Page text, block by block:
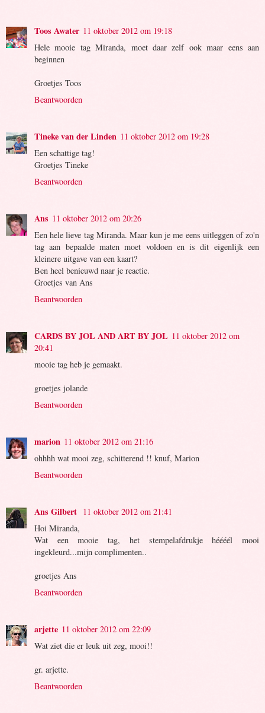
Toos Awater 11 oktober 2012 om 19:18
Hele mooie tag Miranda, moet daar zelf ook maar eens aan
beginnen
Groetjes Toos
Beantwoorden
Tineke van der Linden 11 oktober 2012 om 19:28
Een schattige tag!
Groetjes Tineke
Beantwoorden
Ans 11 oktober 2012 om 20:26
Een hele lieve tag Miranda. Maar kun je me eens uitleggen of zo'n
tag aan bepaalde maten moet voldoen en is dit eigenlijk een
kleinere uitgave van een kaart?
Ben heel benieuwd naar je reactie.
Groetjes van Ans
Beantwoorden
CARDS BY JOL AND ART BY JOL 11 oktober 2012 om
20:41
mooie tag heb je gemaakt.
groetjes jolande
Beantwoorden
marion 11 oktober 2012 om 21:16
ohhhh wat mooi zeg, schitterend !! knuf, Marion
Beantwoorden
Ans Gilbert 11 oktober 2012 om 21:41
Hoi Miranda,
Wat een mooie tag, het stempelafdrukje héééél mooi
ingekleurd...mijn complimenten..
groetjes Ans
Beantwoorden
arjette 11 oktober 2012 om 22:09
Wat ziet die er leuk uit zeg, mooi!!
gr. arjette.
Beantwoorden